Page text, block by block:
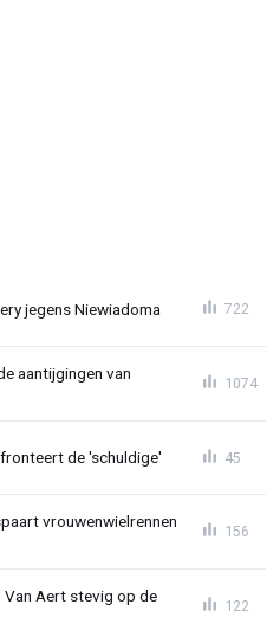
jegens Niewiadoma 722
aantijgingen van
1074
de 'schuldige' 45
vrouwenwielrennen
156
Aert stevig op de
122